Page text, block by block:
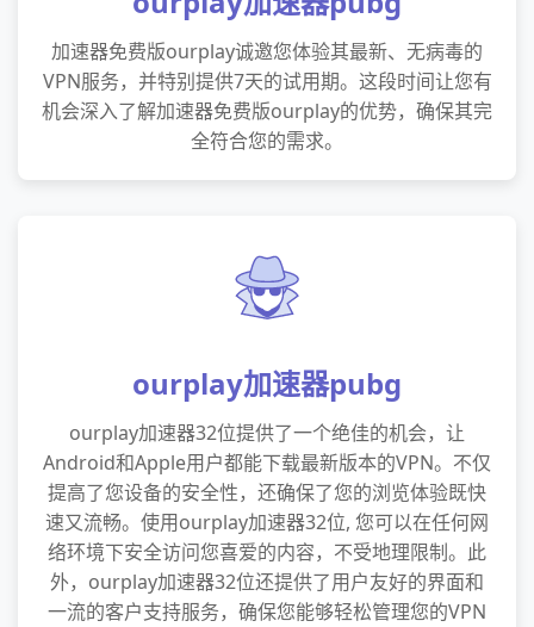
加速器免费版ourplay诚邀您体验其最新、无病毒的
VPN服务，并特别提供7天的试用期。这段时间让您有
机会深入了解加速器免费版ourplay的优势，确保其完
全符合您的需求。
ourplay加速器pubg
ourplay加速器32位提供了一个绝佳的机会，让
Android和Apple用户都能下载最新版本的VPN。不仅
提高了您设备的安全性，还确保了您的浏览体验既快
速又流畅。使用ourplay加速器32位, 您可以在任何网
络环境下安全访问您喜爱的内容，不受地理限制。此
外，ourplay加速器32位还提供了用户友好的界面和
一流的客户支持服务，确保您能够轻松管理您的VPN